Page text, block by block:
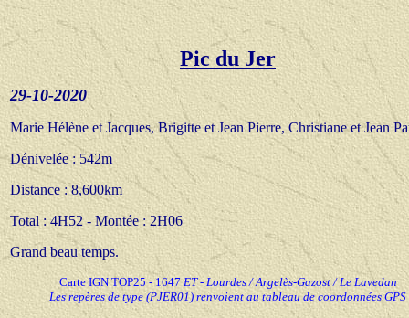
Pic du Jer
29-10-2020
Marie Hélène et Jacques, Brigitte et Jean Pierre, Christiane et Jean
Dénivelée : 542m
Distance :8,600km
Total :4H52 - Montée : 2H06
Grand beau temps.
Carte IGN TOP25 - 1647 ET-Lourdes / Argelès-Gazost / Le Lavedan
Les repères de type(PJER01) renvoient au tableau de coordonnées GPS